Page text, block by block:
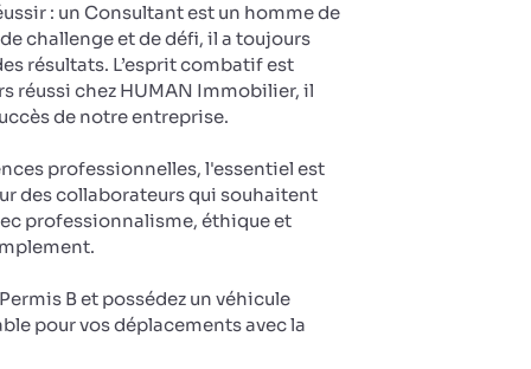
: un Consultant est un homme de
challenge et de défi, il a toujours
résultats. L’esprit combatif est
réussi chez HUMAN Immobilier, il
de notre entreprise.
professionnelles, l'essentiel est
des collaborateurs qui souhaitent
professionnalisme, éthique et
B et possédez un véhicule
pour vos déplacements avec la